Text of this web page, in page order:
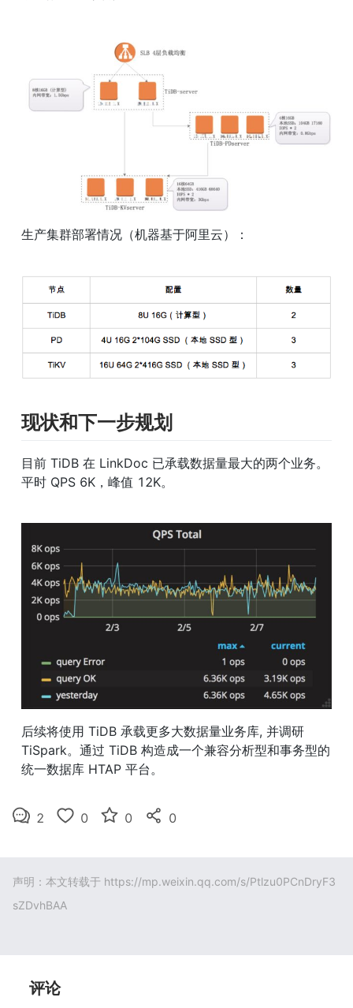
生产集群部署情况（机器基于阿里云）：
现状和下一步规划
目前 TiDB 在 LinkDoc 已承载数据量最大的两个业务。
平时 QPS 6K，峰值 12K。
后续将使用 TiDB 承载更多大数据量业务库, 并调研
TiSpark。通过 TiDB 构造成一个兼容分析型和事务型的
统一数据库 HTAP 平台。
2 0 0 0
声明：本文转载于 https://mp.weixin.qq.com/s/Ptlzu0PCnDryF3
sZDvhBAA
评论